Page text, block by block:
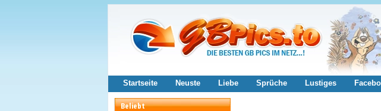
Startseite Neuste Liebe Sprüche Lustiges
Beliebt